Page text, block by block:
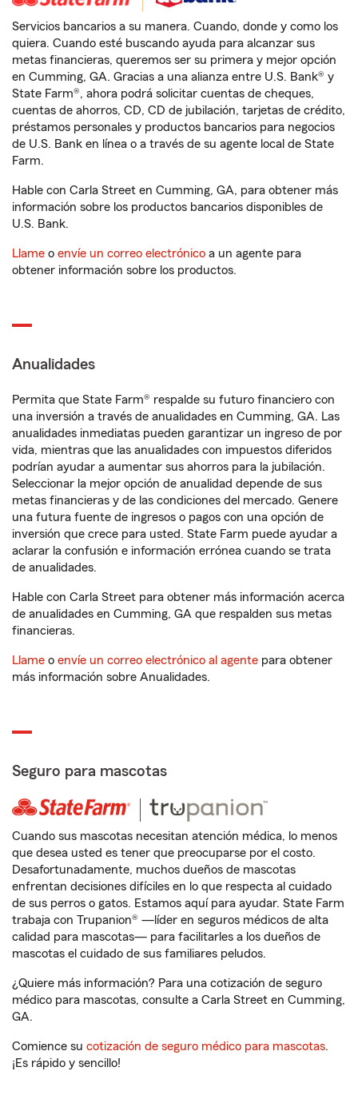
Servicios bancarios a su manera. Cuando, donde y como los
quiera. Cuando esté buscando ayuda para alcanzar sus
metas financieras, queremos ser su primera y mejor opción
en Cumming, GA. Gracias a una alianza entre U.S. Bank® y
State Farm®, ahora podrá solicitar cuentas de cheques,
cuentas de ahorros, CD, CD de jubilación, tarjetas de crédito,
préstamos personales y productos bancarios para negocios
de U.S. Bank en línea o a través de su agente local de State
Farm.
Hable con Carla Street en Cumming, GA, para obtener más
información sobre los productos bancarios disponibles de
U.S. Bank.
Llame o envíe un correo electrónico a un agente para
obtener información sobre los productos.
Anualidades
Permita que State Farm® respalde su futuro financiero con
una inversión a través de anualidades en Cumming, GA. Las
anualidades inmediatas pueden garantizar un ingreso de por
vida, mientras que las anualidades con impuestos diferidos
podrían ayudar a aumentar sus ahorros para la jubilación.
Seleccionar la mejor opción de anualidad depende de sus
metas financieras y de las condiciones del mercado. Genere
una futura fuente de ingresos o pagos con una opción de
inversión que crece para usted. State Farm puede ayudar a
aclarar la confusión e información errónea cuando se trata
de anualidades.
Hable con Carla Street para obtener más información acerca
de anualidades en Cumming, GA que respalden sus metas
financieras.
Llame o envíe un correo electrónico al agente para obtener
más información sobre Anualidades.
Seguro para mascotas
Cuando sus mascotas necesitan atención médica, lo menos
que desea usted es tener que preocuparse por el costo.
Desafortunadamente, muchos dueños de mascotas
enfrentan decisiones difíciles en lo que respecta al cuidado
de sus perros o gatos. Estamos aquí para ayudar. State Farm
trabaja con Trupanion® —líder en seguros médicos de alta
calidad para mascotas— para facilitarles a los dueños de
mascotas el cuidado de sus familiares peludos.
¿Quiere más información? Para una cotización de seguro
médico para mascotas, consulte a Carla Street en Cumming,
GA.
Comience su cotización de seguro médico para mascotas.
¡Es rápido y sencillo!